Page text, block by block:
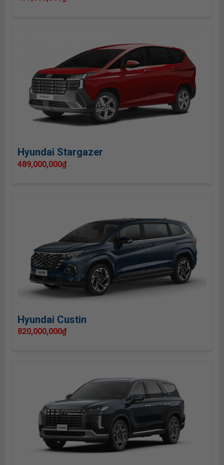
Hyundai Stargazer
489,000,000₫
Hyundai Custin
820,000,000₫